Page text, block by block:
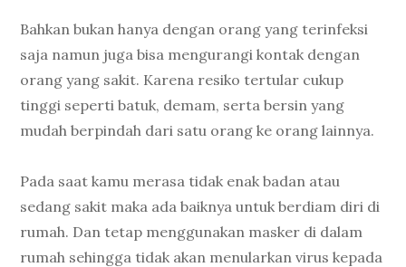
Bahkan bukan hanya dengan orang yang terinfeksi
saja namun juga bisa mengurangi kontak dengan
orang yang sakit. Karena resiko tertular cukup
tinggi seperti batuk, demam, serta bersin yang
mudah berpindah dari satu orang ke orang lainnya.
Pada saat kamu merasa tidak enak badan atau
sedang sakit maka ada baiknya untuk berdiam diri di
rumah. Dan tetap menggunakan masker di dalam
rumah sehingga tidak akan menularkan virus kepada